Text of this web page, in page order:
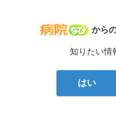
病院
から
知りたい情
はい